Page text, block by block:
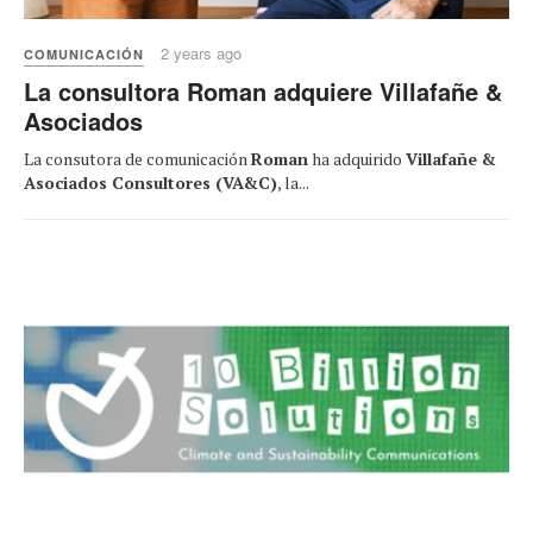
COMUNICACIÓN 2 years ago
La consultora Roman adquiere Villafañe &
Asociados
La consutora de comunicaciónRomanha adquirido Villafañe &
Asociados Consultores (VA&C), la...